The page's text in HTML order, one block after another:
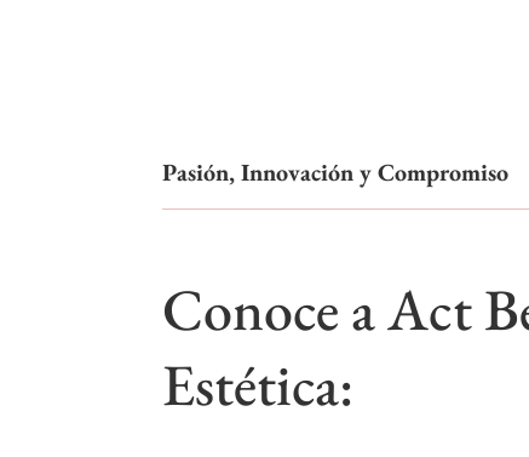
Pasión, Innovación y Compromiso
Conoce a Act
Estética: